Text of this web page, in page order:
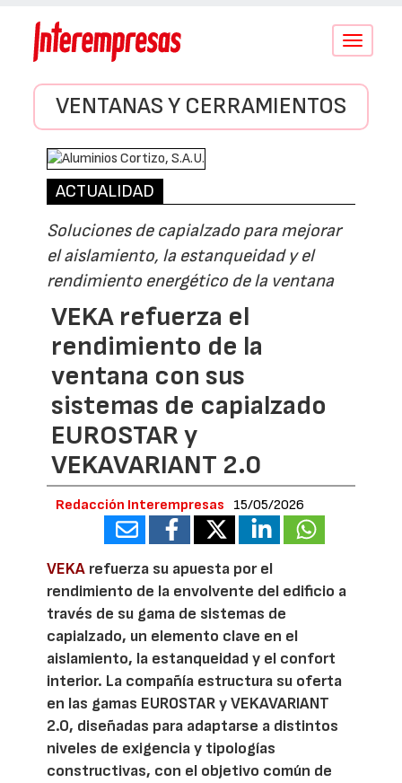
Conmutar
VENTANAS Y CERRAMIENTOS
ACTUALIDAD
Soluciones de capialzado para mejorar
el aislamiento, la estanqueidad y el
rendimiento energético de la ventana
VEKA refuerza el
rendimiento de la
ventana con sus
sistemas de capialzado
EUROSTAR y
VEKAVARIANT 2.0
Redacción Interempresas 15/05/2026
VEKA refuerza su apuesta por el
rendimiento de la envolvente del edificio a
través de su gama de sistemas de
capialzado, un elemento clave en el
aislamiento, la estanqueidad y el confort
interior. La compañía estructura su oferta
en las gamas EUROSTAR y VEKAVARIANT
2.0, diseñadas para adaptarse a distintos
niveles de exigencia y tipologías
constructivas, con el objetivo común de